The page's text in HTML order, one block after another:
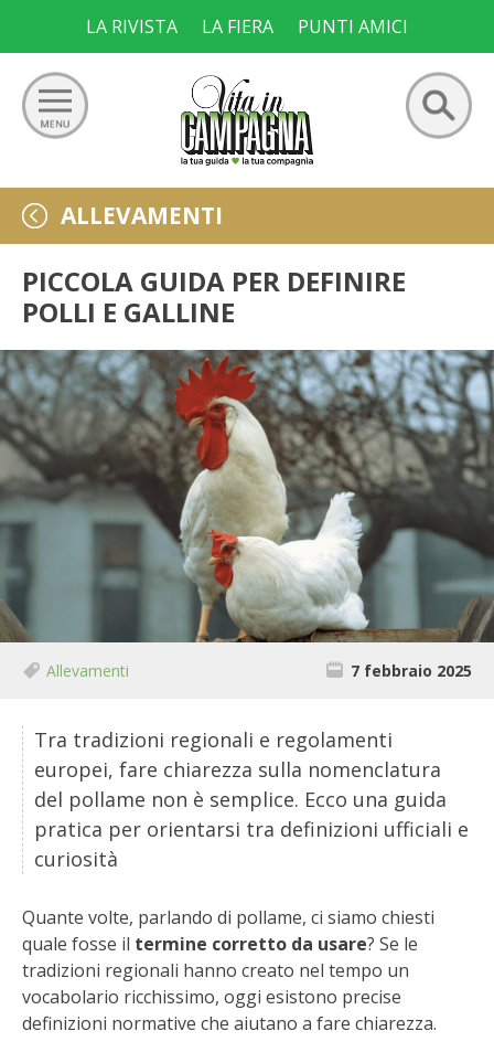
content
LA RIVISTA LA FIERA PUNTI AMICI
Ricerca
per:
GIARDINO
ORTO
FRUTTETO
VIGNETO
ALLEVAMENTI
BIODIVERSITÀ
FARFALLE DELLA CAMPAGNA
PICCOLO POLLAIO
STORIE DEI LETTORI
CONSERVARE LA FRUTTA
FACEM
STIHL
ALLEVAMENTI
PICCOLA GUIDA PER DEFINIRE
POLLI E GALLINE
Allevamenti 7 febbraio 2025
Tra tradizioni regionali e regolamenti
europei, fare chiarezza sulla nomenclatura
del pollame non è semplice. Ecco una guida
pratica per orientarsi tra definizioni ufficiali e
curiosità
Quante volte, parlando di pollame, ci siamo chiesti
quale fosse il termine corretto da usare? Se le
tradizioni regionali hanno creato nel tempo un
vocabolario ricchissimo, oggi esistono precise
definizioni normative che aiutano a fare chiarezza.